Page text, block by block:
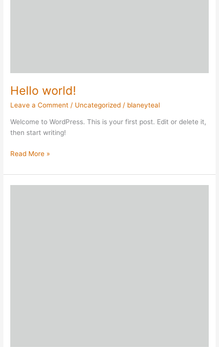
Hello world!
Leave a Comment / Uncategorized / blaneyteal
Welcome to WordPress. This is your first post. Edit or delete it,
then start writing!
Read More »